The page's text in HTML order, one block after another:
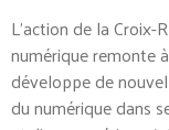
L’action de la Croix-
numérique remonte
développe de
du numérique dans